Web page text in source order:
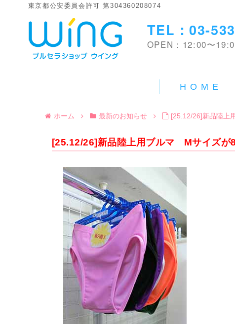
東京都公安委員会許可 第304360208074
TEL：03-
OPEN：12:00〜
HOME
ホーム 最新のお知らせ [25.12/26]新品陸上
[25.12/26]新品陸上用ブルマ Mサイズが8